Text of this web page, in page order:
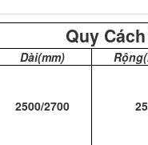
Quy
Dài(mm)
2500/2700
25